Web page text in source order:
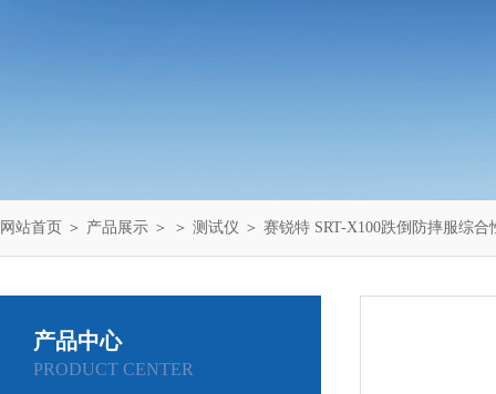
网站首页 ＞ 产品展示 ＞ ＞ 测试仪 ＞ 赛锐特 SRT-X100跌倒防摔服综
产品中心
PRODUCT CENTER